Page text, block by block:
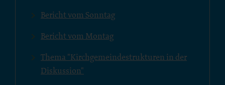
Bericht vom Sonntag
Bericht vom Montag
Thema "Kirchgemeindestrukturen in der
Diskussion"